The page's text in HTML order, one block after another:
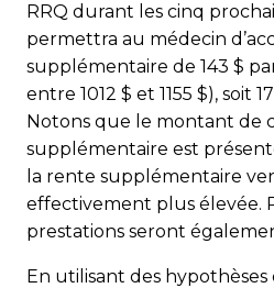
RRQ durant les cinq
permettra au médecin
supplémentaire de 143 $
entre 1012 $ et 1155 $), soit
Notons que le montant de
supplémentaire est
la rente supplémentaire
effectivement plus élevée.
prestations seront
En utilisant des hypothèses